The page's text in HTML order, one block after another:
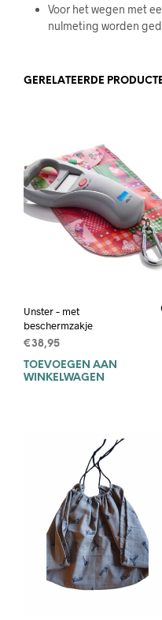
Voor het wegen met
nulmeting worden
GERELATEERDE
Unster – met
beschermzakje
€38,95
TOEVOEGEN AAN
WINKELWAGEN